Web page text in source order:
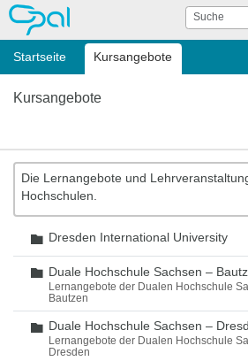
OPAL Suche
Startseite Kursangebote
Kursangebote
Die Lernangebote und
Hochschulen.
Ordner
Dresden International University
Ordner
Duale Hochschule Sachsen –
Lernangebote der Dualen Hochschule
Bautzen
Ordner
Duale Hochschule Sachsen –
Lernangebote der Dualen Hochschule
Dresden